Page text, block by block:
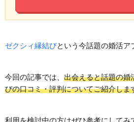
ゼクシィ縁結びという今話題の婚活ア
今回の記事では、 出会えると話題の婚
びの口コミ・評判についてご紹介しま
利用を検討中の方はぜひ参考にしてみ